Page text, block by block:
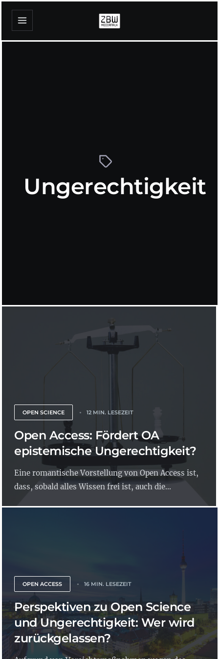
Ungerechtigkeit
OPEN SCIENCE 12 MIN. LESEZEIT
Open Access: Fördert OA
epistemische Ungerechtigkeit?
Eine romantische Vorstellung von Open Access ist,
dass, sobald alles Wissen frei ist, auch die...
OPEN ACCESS 16 MIN. LESEZEIT
Perspektiven zu Open Science
und Ungerechtigkeit: Wer wird
zurückgelassen?